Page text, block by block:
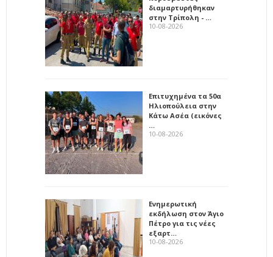
διαμαρτυρήθηκαν
στην Τρίπολη - …
10-08-2026
Επιτυχημένα τα 50α
Ηλιοπούλεια στην
Κάτω Ασέα (εικόνες
…
10-08-2026
Ενημερωτική
εκδήλωση στον Άγιο
Πέτρο για τις νέες
εξαρτ…
10-08-2026